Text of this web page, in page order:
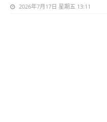
2026年7月17日 星期五 13:11